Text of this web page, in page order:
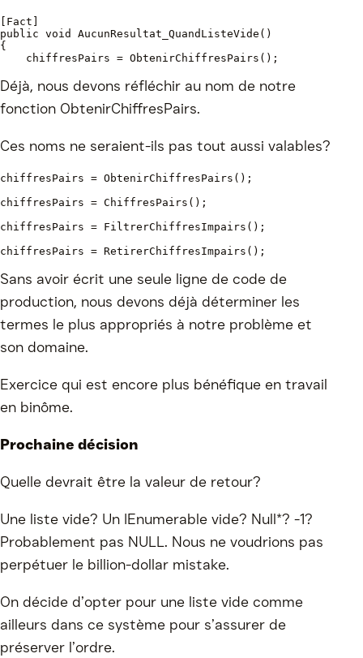
[Fact]
public void AucunResultat_QuandListeVide()
{
    chiffresPairs = ObtenirChiffresPairs();
Déjà, nous devons réfléchir au nom de notre
fonction ObtenirChiffresPairs.
Ces noms ne seraient-ils pas tout aussi valables?
chiffresPairs = ObtenirChiffresPairs();
chiffresPairs = ChiffresPairs();
chiffresPairs = FiltrerChiffresImpairs();
chiffresPairs = RetirerChiffresImpairs();
Sans avoir écrit une seule ligne de code de
production, nous devons déjà déterminer les
termes le plus appropriés à notre problème et
son domaine.
Exercice qui est encore plus bénéfique en travail
en binôme.
Prochaine décision
Quelle devrait être la valeur de retour?
Une liste vide? Un IEnumerable vide? Null*? -1?
Probablement pas NULL. Nous ne voudrions pas
perpétuer le billion-dollar mistake.
On décide d’opter pour une liste vide comme
ailleurs dans ce système pour s’assurer de
préserver l’ordre.